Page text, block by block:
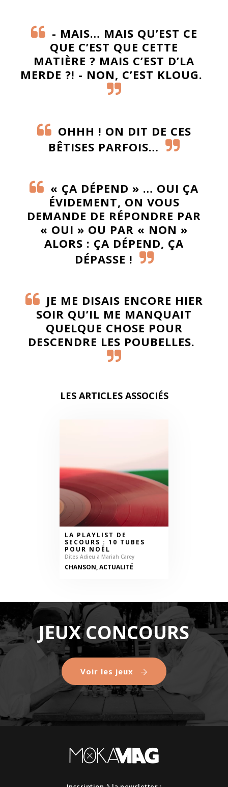
- MAIS… MAIS QU’EST CE
QUE C’EST QUE CETTE
MATIÈRE ? MAIS C’EST D’LA
MERDE ?! - NON, C’EST KLOUG.
OHHH ! ON DIT DE CES
BÊTISES PARFOIS…
« ÇA DÉPEND » … OUI ÇA
ÉVIDEMENT, ON VOUS
DEMANDE DE RÉPONDRE PAR
« OUI » OU PAR « NON »
ALORS : ÇA DÉPEND, ÇA
DÉPASSE !
JE ME DISAIS ENCORE HIER
SOIR QU’IL ME MANQUAIT
QUELQUE CHOSE POUR
DESCENDRE LES POUBELLES.
LES ARTICLES ASSOCIÉS
LA PLAYLIST DE
SECOURS : 10 TUBES
POUR NOËL
Dites Adieu à Mariah Carey
CHANSON, ACTUALITÉ
JEUX CONCOURS
Voir les jeux